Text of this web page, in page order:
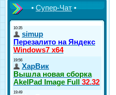
•Супер-Чат•